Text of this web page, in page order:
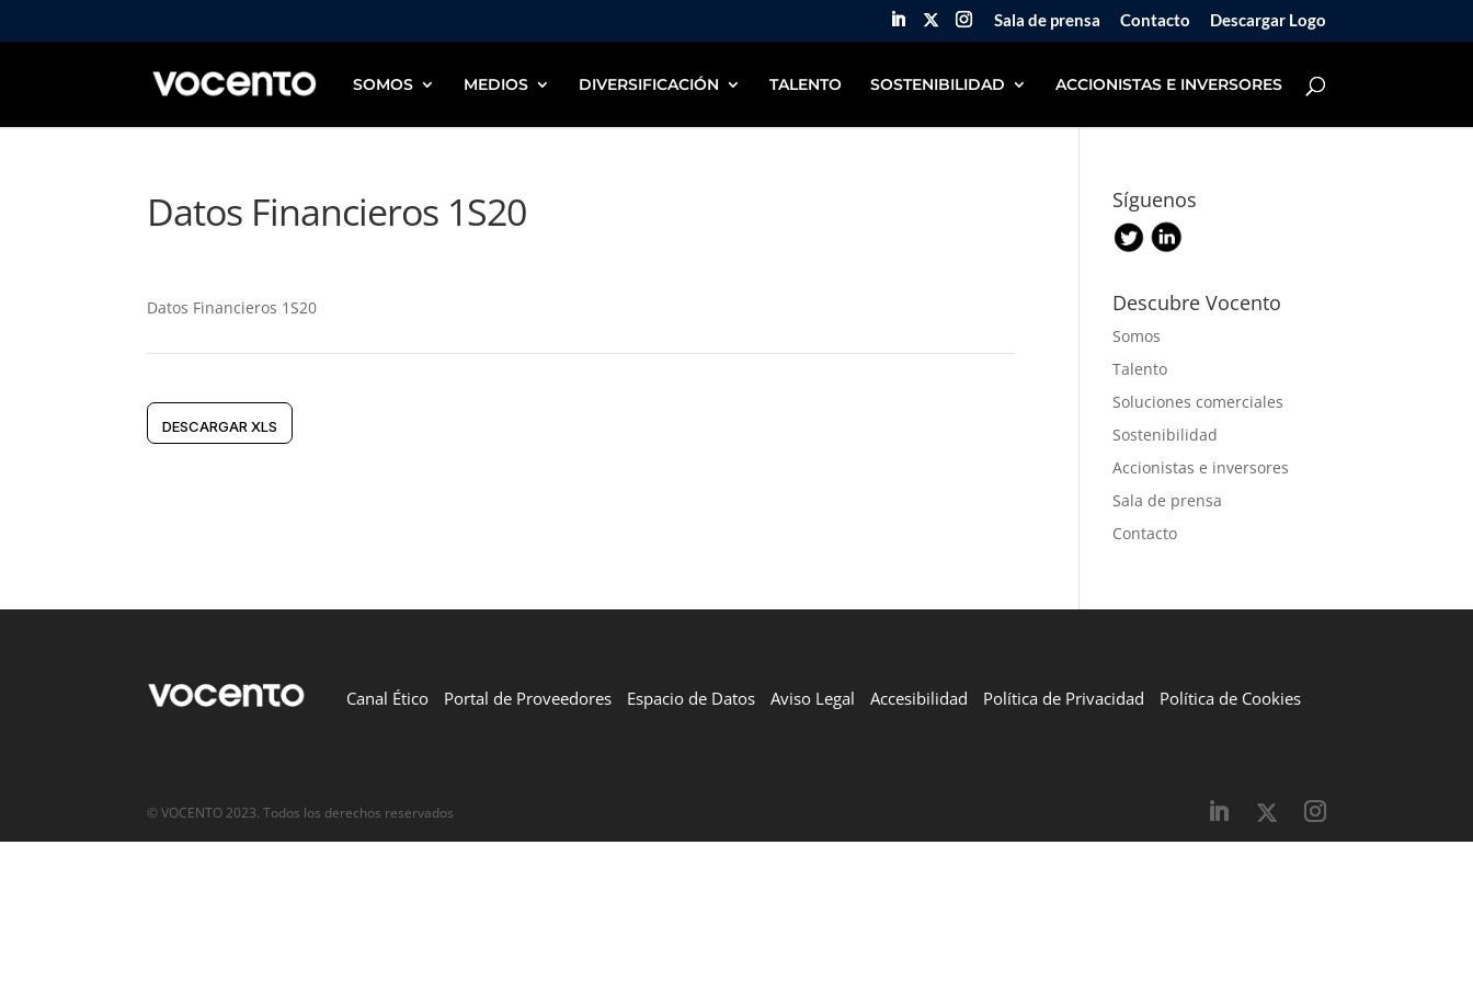
Sala de prensa Contacto Descargar Logo
SOMOS MEDIOS DIVERSIFICACIÓN TALENTO SOSTENIBILIDAD ACCIONISTAS E INVERSORES
Datos Financieros 1S20
Datos Financieros 1S20
DESCARGAR XLS
Síguenos
Descubre Vocento
Somos
Talento
Soluciones comerciales
Sostenibilidad
Accionistas e inversores
Sala de prensa
Contacto
Canal Ético Portal de Proveedores Espacio de Datos Aviso Legal Accesibilidad Política de Privacidad Política de Cookies
© VOCENTO 2023. Todos los derechos reservados